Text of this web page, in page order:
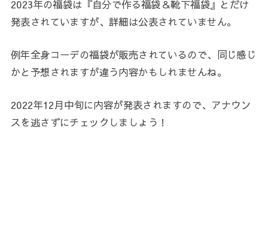
2023年の福袋は『自分で作る福袋＆靴下福袋』とだけ
発表されていますが、詳細は公表されていません。
例年全身コーデの福袋が販売されているので、同じ感じ
かと予想されますが違う内容かもしれませんね。
2022年12月中旬に内容が発表されますので、アナウン
スを逃さずにチェックしましょう！